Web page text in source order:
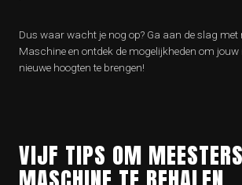
Dus waar wacht je nog op? Ga aan de slag
Maschine en ontdek de mogelijkheden om
nieuwe hoogten te brengen!
VIJF TIPS OM